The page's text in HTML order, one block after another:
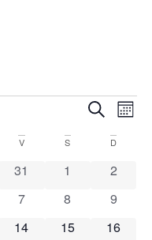
vues
Recherche
Mois
V S D
0 évènements
31 0 évènements
1 0
2
0 évènements
7 0 évènements
8 0
9
0 évènements
14 0 évènements
15 0
16